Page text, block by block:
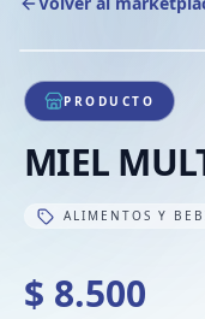
1/1
PRODUCTO
MIEL
ALIMENTOS Y
$ 8.500